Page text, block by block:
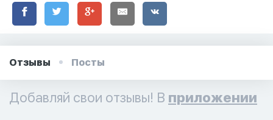
Отзывы Посты
Добавляй свои отзывы! В приложении